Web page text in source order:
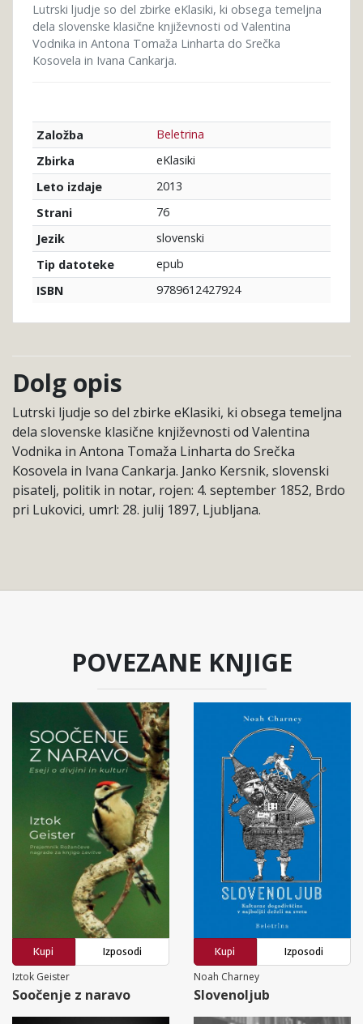
Lutrski ljudje so del zbirke eKlasiki, ki obsega temeljna
dela slovenske klasične književnosti od Valentina
Vodnika in Antona Tomaža Linharta do Srečka
Kosovela in Ivana Cankarja.
Založba
Beletrina
Zbirka
eKlasiki
Leto izdaje
2013
Strani
76
Jezik
slovenski
Tip datoteke
epub
ISBN
9789612427924
Dolg opis
Lutrski ljudje so del zbirke eKlasiki, ki obsega temeljna
dela slovenske klasične književnosti od Valentina
Vodnika in Antona Tomaža Linharta do Srečka
Kosovela in Ivana Cankarja. Janko Kersnik, slovenski
pisatelj, politik in notar, rojen: 4. september 1852, Brdo
pri Lukovici, umrl: 28. julij 1897, Ljubljana.
POVEZANE KNJIGE
Kupi
Izposodi
Iztok Geister
Soočenje z naravo
Kupi
Izposodi
Noah Charney
Slovenoljub